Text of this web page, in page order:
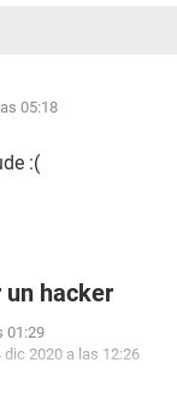
05:18
:(
un hacker
01:29
dic 2020 a las 12:26